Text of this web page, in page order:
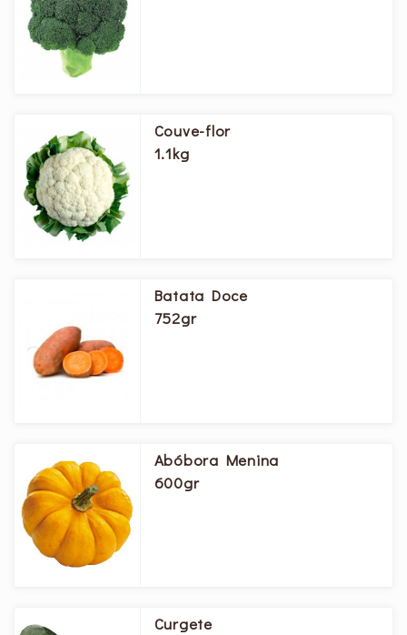
Couve-flor
1.1kg
Batata Doce
752gr
Abóbora Menina
600gr
Curgete